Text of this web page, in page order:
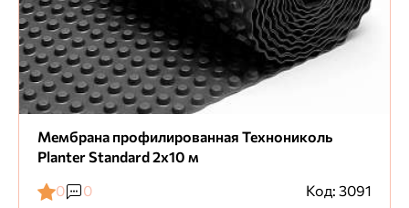
Мембрана профилированная Технониколь
Planter Standard 2х10 м
0
0
Код: 3091